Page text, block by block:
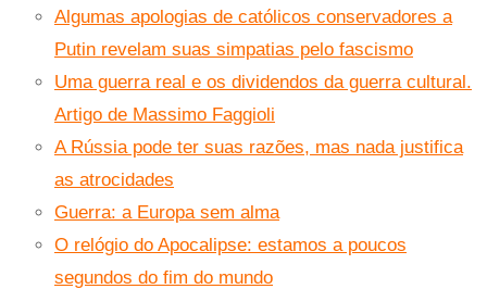
Algumas apologias de católicos conservadores a
Putin revelam suas simpatias pelo fascismo
Uma guerra real e os dividendos da guerra cultural.
Artigo de Massimo Faggioli
A Rússia pode ter suas razões, mas nada justifica
as atrocidades
Guerra: a Europa sem alma
O relógio do Apocalipse: estamos a poucos
segundos do fim do mundo